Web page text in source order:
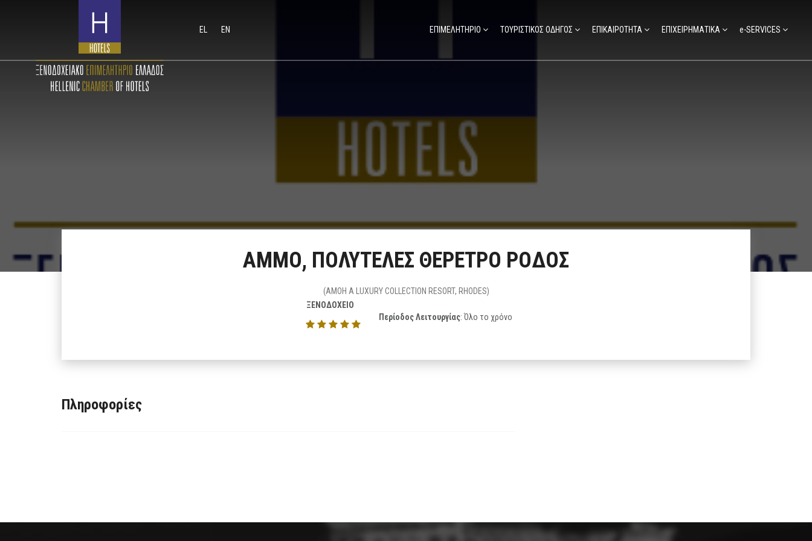
EL EN ΕΠΙΜΕΛΗΤΗΡΙΟ ΤΟΥΡΙΣΤΙΚΟΣ ΟΔΗΓΟΣ ΕΠΙΚΑΙΡΟΤΗΤΑ ΕΠΙΧΕΙΡΗΜΑΤΙΚΑ e-SERVICES
ΑΜΜΟ, ΠΟΛΥΤΕΛΕΣ ΘΕΡΕΤΡΟ ΡΟΔΟΣ
(AMOH A LUXURY COLLECTION RESORT, RHODES)
ΞΕΝΟΔΟΧΕΙΟ
Περίοδος Λειτουργίας: Όλο το χρόνο
Πληροφορίες